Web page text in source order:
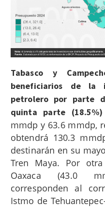
Tabasco y
beneficiarios de la
petrolero por parte
quinta parte
mmdp y 63.6 mmdp,
obtendrá 130.3
destinarán en su
Tren Maya. Por
Oaxaca (43.0
corresponden al
Istmo de